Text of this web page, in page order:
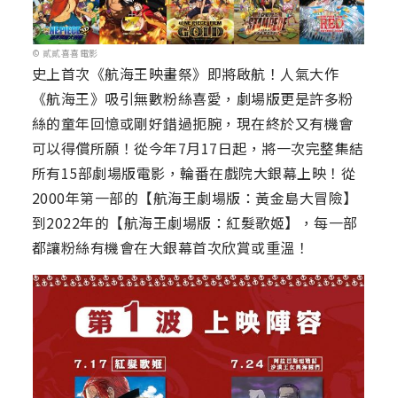
© 貳貳喜喜電影
史上首次《航海王映畫祭》即將啟航！人氣大作
《航海王》吸引無數粉絲喜愛，劇場版更是許多粉
絲的童年回憶或剛好錯過扼腕，現在終於又有機會
可以得償所願！從今年7月17日起，將一次完整集結
所有15部劇場版電影，輪番在戲院大銀幕上映！從
2000年第一部的【航海王劇場版：黃金島大冒險】
到2022年的【航海王劇場版：紅髮歌姬】，每一部
都讓粉絲有機會在大銀幕首次欣賞或重溫！